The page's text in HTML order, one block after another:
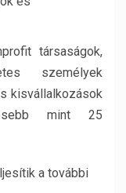
társaságok,
személyek
kisvállalkozások
mint 25
a további